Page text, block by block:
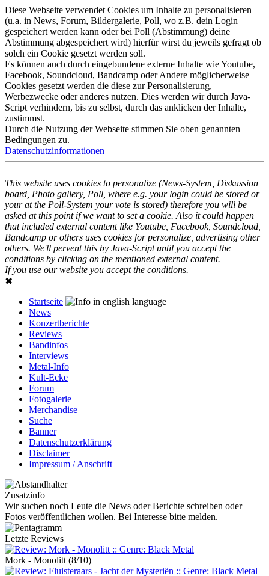
Diese Webseite verwendet Cookies um Inhalte zu personalisieren
(u.a. in News, Forum, Bildergalerie, Poll, wo z.B. dein Login
gespeichert werden kann oder bei Poll (Abstimmung) deine
Abstimmung abgespeichert wird) hierfür wirst du jeweils gefragt ob
solch ein Cookie gesetzt werden soll.
Es können auch durch eingebundene externe Inhalte wie Youtube,
Facebook, Soundcloud, Bandcamp oder Andere möglicherweise
Cookies gesetzt werden die diese zur Personalisierung,
Werbezwecke oder anderes nutzen. Dies werden wir durch Java-
Script verhindern, bis zu selbst, durch das anklicken der Inhalte,
zustimmst.
Durch die Nutzung der Webseite stimmen Sie oben genannten
Bedingungen zu.
Datenschutzinformationen
This website uses cookies to personalize (News-System, Diskussion
board, Photo gallery, Poll, where e.g. your login could be stored or
your at the Poll-System your vote is stored) therefore you will be
asked at this point if we want to set a cookie. Also it could happen
that included external content like Youtube, Facebook, Soundcloud,
Bandcamp or others uses cookies for personalize, advertising other
others. We'll pervent this by Java-Script until you accept the
conditions by clicking on the mentioned external content.
If you use our website you accept the conditions.
✖
Startseite
News
Konzertberichte
Reviews
Bandinfos
Interviews
Metal-Info
Kult-Ecke
Forum
Fotogalerie
Merchandise
Suche
Banner
Datenschutzerklärung
Disclaimer
Impressum / Anschrift
Zusatzinfo
Wir suchen noch Leute die News oder Berichte schreiben oder
Fotos veröffentlichen wollen. Bei Interesse bitte melden.
Letzte Reviews
Mork - Monolitt (8/10)